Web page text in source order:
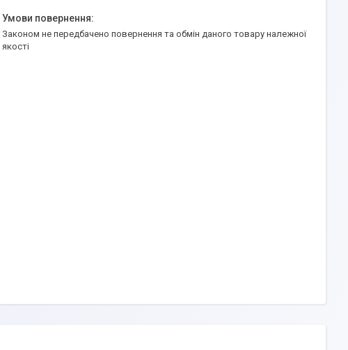
Законом не передбачено повернення та обмін даного товару належної
якості